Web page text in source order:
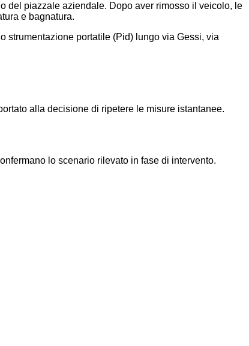
del piazzale aziendale. Dopo aver rimosso il veicolo, le
e bagnatura.
strumentazione portatile (Pid) lungo via Gessi, via
alla decisione di ripetere le misure istantanee.
lo scenario rilevato in fase di intervento.